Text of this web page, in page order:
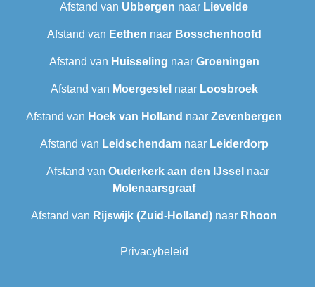
Afstand van Ubbergen naar Lievelde
Afstand van Eethen naar Bosschenhoofd
Afstand van Huisseling naar Groeningen
Afstand van Moergestel naar Loosbroek
Afstand van Hoek van Holland naar Zevenbergen
Afstand van Leidschendamnaar Leiderdorp
Afstand van Ouderkerk aan den IJssel naar
Molenaarsgraaf
Afstand van Rijswijk (Zuid-Holland) naar Rhoon
Privacybeleid